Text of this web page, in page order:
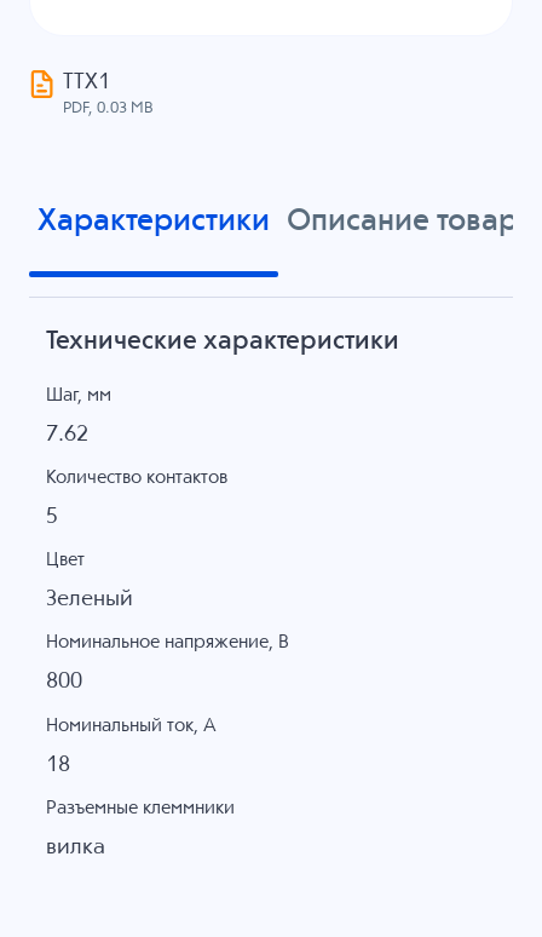
ТТХ1
PDF, 0.03 MB
Характеристики Описание товара
Технические характеристики
Шаг, мм
7.62
Количество контактов
5
Цвет
Зеленый
Номинальное напряжение, B
800
Номинальный ток, А
18
Разъемные клеммники
вилка